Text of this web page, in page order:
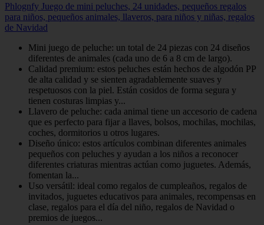
Phlognfy Juego de mini peluches, 24 unidades, pequeños regalos
para niños, pequeños animales, llaveros, para niños y niñas, regalos
de Navidad
Mini juego de peluche: un total de 24 piezas con 24 diseños
diferentes de animales (cada uno de 6 a 8 cm de largo).
Calidad premium: estos peluches están hechos de algodón PP
de alta calidad y se sienten agradablemente suaves y
respetuosos con la piel. Están cosidos de forma segura y
tienen costuras limpias y...
Llavero de peluche: cada animal tiene un accesorio de cadena
que es perfecto para fijar a llaves, bolsos, mochilas, mochilas,
coches, dormitorios u otros lugares.
Diseño único: estos artículos combinan diferentes animales
pequeños con peluches y ayudan a los niños a reconocer
diferentes criaturas mientras actúan como juguetes. Además,
fomentan la...
Uso versátil: ideal como regalos de cumpleaños, regalos de
invitados, juguetes educativos para animales, recompensas en
clase, regalos para el día del niño, regalos de Navidad o
premios de juegos...